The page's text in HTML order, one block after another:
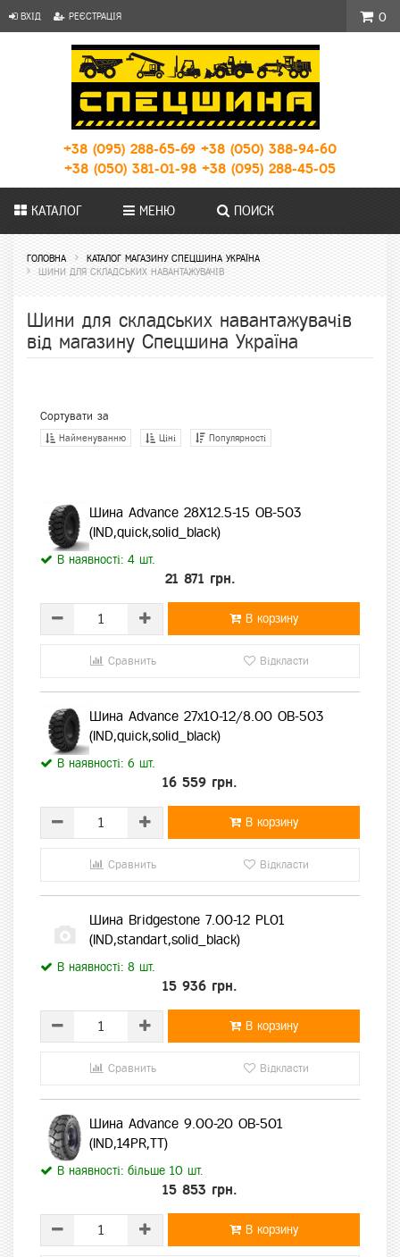
ВХІД РЕЄСТРАЦІЯ
+38 (095) 288-65-69 +38 (050) 388-94-60
+38 (050) 381-01-98 +38 (095) 288-45-05
КАТАЛОГ МЕНЮ ПОИСК
ГОЛОВНА
КАТАЛОГ МАГАЗИНУ СПЕЦШИНА УКРАЇНА
ШИНИ ДЛЯ СКЛАДСЬКИХ НАВАНТАЖУВАЧІВ
Шини для складських навантажувачів
від магазину Спецшина Україна
Сортувати за
Найменуванню Ціні Популярності
Шина Advance 28X12.5-15 OB-503
(IND,quick,solid_black)
В наявності: 4 шт.
21 871 грн.
В корзину
Сравнить Відкласти
Шина Advance 27x10-12/8.00 OB-503
(IND,quick,solid_black)
В наявності: 6 шт.
16 559 грн.
В корзину
Сравнить Відкласти
Шина Bridgestone 7.00-12 PL01
(IND,standart,solid_black)
В наявності: 8 шт.
15 936 грн.
В корзину
Сравнить Відкласти
Шина Advance 9.00-20 OB-501
(IND,14PR,TT)
В наявності: більше 10 шт.
15 853 грн.
В корзину
0